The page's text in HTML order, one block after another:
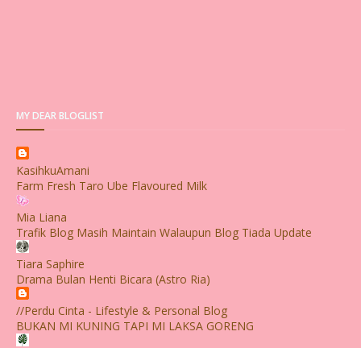
MY DEAR BLOGLIST
KasihkuAmani
Farm Fresh Taro Ube Flavoured Milk
Mia Liana
Trafik Blog Masih Maintain Walaupun Blog Tiada Update
Tiara Saphire
Drama Bulan Henti Bicara (Astro Ria)
//Perdu Cinta - Lifestyle & Personal Blog
BUKAN MI KUNING TAPI MI LAKSA GORENG